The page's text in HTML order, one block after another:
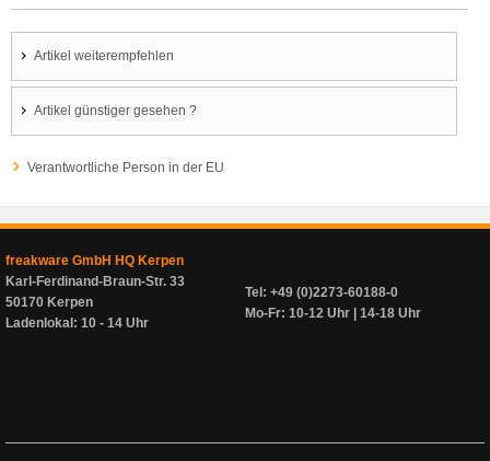
Artikel weiterempfehlen
Artikel günstiger gesehen ?
Verantwortliche Person in der EU
freakware GmbH HQ Kerpen
Karl-Ferdinand-Braun-Str. 33
50170 Kerpen
Ladenlokal: 10 - 14 Uhr
Tel: +49 (0)2273-60188-0
Mo-Fr: 10-12 Uhr | 14-18 Uhr